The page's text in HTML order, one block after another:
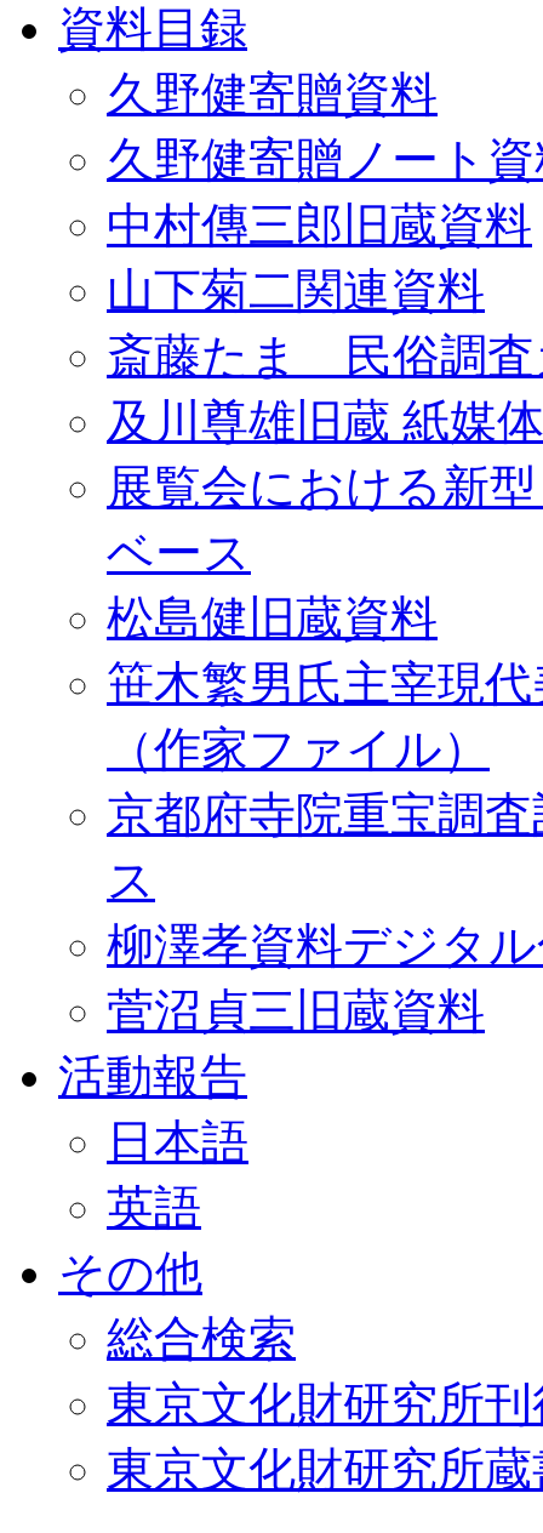
資料目録
久野健寄贈資料
久野健寄贈ノート
中村傳三郎旧蔵資料
山下菊二関連資料
斎藤たま 民俗調査
及川尊雄旧蔵 紙媒
展覧会における新
ベース
松島健旧蔵資料
笹木繁男氏主宰現
（作家ファイル）
京都府寺院重宝調
ス
柳澤孝資料デジタ
菅沼貞三旧蔵資料
活動報告
日本語
英語
その他
総合検索
東京文化財研究所
東京文化財研究所